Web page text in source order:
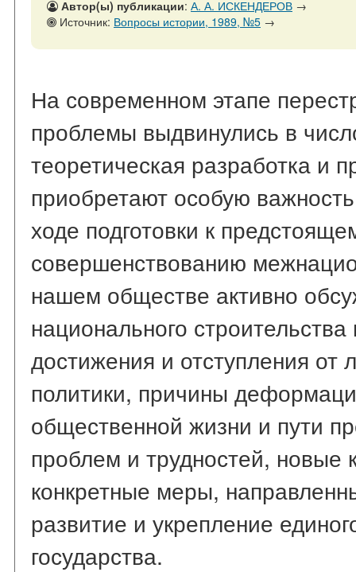
Автор(ы) публикации: А. А. ИСКЕНДЕРОВ →
Источник: Вопросы истории, 1989, №5 →
На современном этапе
проблемы выдвинулись в
теоретическая разработка и
приобретают особую
ходе подготовки к
совершенствованию
нашем обществе активно
национального
достижения и отступления от
политики, причины
общественной жизни и пути
проблем и трудностей, новые
конкретные меры,
развитие и укрепление
государства.